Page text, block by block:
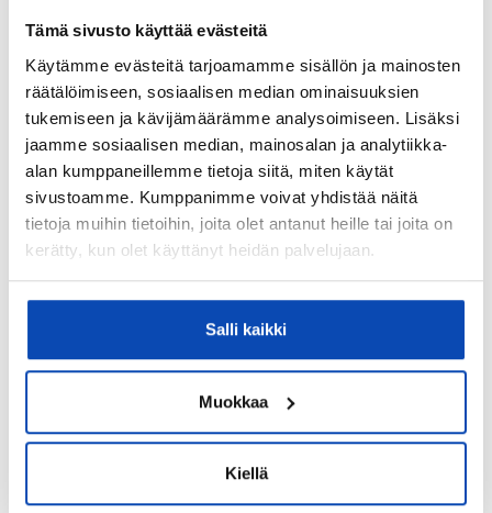
Tämä sivusto käyttää evästeitä
Käytämme evästeitä tarjoamamme sisällön ja mainosten
räätälöimiseen, sosiaalisen median ominaisuuksien
tukemiseen ja kävijämäärämme analysoimiseen. Lisäksi
jaamme sosiaalisen median, mainosalan ja analytiikka-
alan kumppaneillemme tietoja siitä, miten käytät
sivustoamme. Kumppanimme voivat yhdistää näitä
tietoja muihin tietoihin, joita olet antanut heille tai joita on
kerätty, kun olet käyttänyt heidän palvelujaan.
Salli kaikki
Muokkaa
Kiellä
Suomen Kiinteistöyhtymä Oy
Sähköposti:
rauli@kiinteistoyhtyma.fi
Isännöitsijäntodistuksen päivämäärä:
17.01.2025
Valmistumisvuosi:
1959
Rakennus- ja pintamateriaalit:
Kattotyyppi:
Katemateriaali: